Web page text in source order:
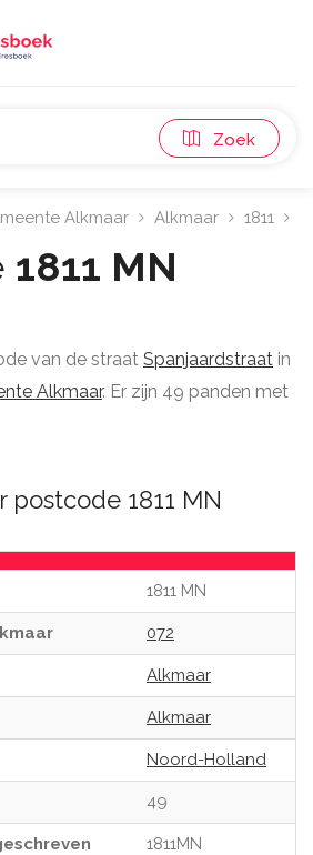
Zoek
Alkmaar Alkmaar 1811
1811 MN
van de straat Spanjaardstraat in
Alkmaar. Er zijn 49 panden met
postcode 1811 MN
1811 MN
072
Alkmaar
Alkmaar
Noord-Holland
49
1811MN